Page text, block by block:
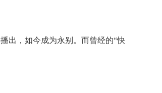
出，如今成为永别。而曾经的“快